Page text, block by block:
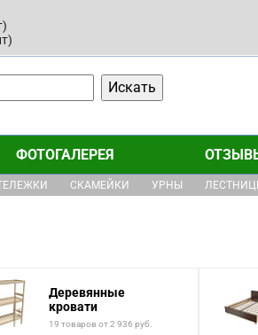
ФОТОГАЛЕРЕЯ
СКАМЕЙКИ УРНЫ
Деревянные
кровати
19 товаров от 2 936 руб.